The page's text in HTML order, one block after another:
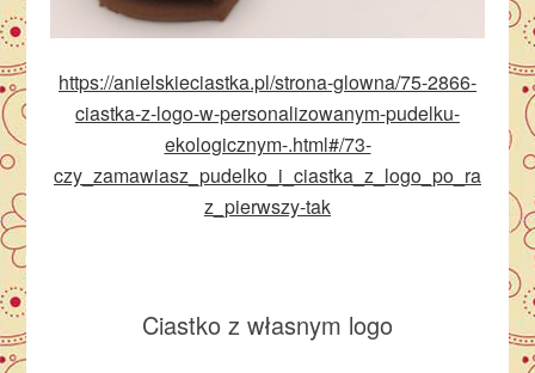
https://anielskieciastka.pl/strona-glowna/75-2866-
ciastka-z-logo-w-personalizowanym-pudelku-
ekologicznym-.html#/73-
czy_zamawiasz_pudelko_i_ciastka_z_logo_po_ra
z_pierwszy-tak
Ciastko z własnym logo